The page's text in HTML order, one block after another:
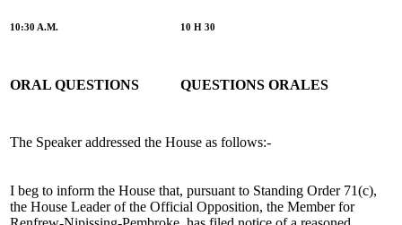
10:30 A.M. 10 H 30
ORAL QUESTIONS QUESTIONS ORALES
The Speaker addressed the House as follows:-
I beg to inform the House that, pursuant to Standing Order 71(c),
the House Leader of the Official Opposition, the Member for